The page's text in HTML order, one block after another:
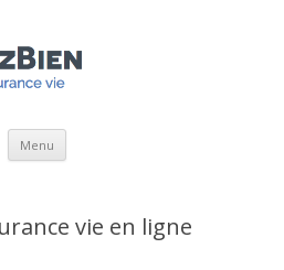
Menu Aller
vie en ligne